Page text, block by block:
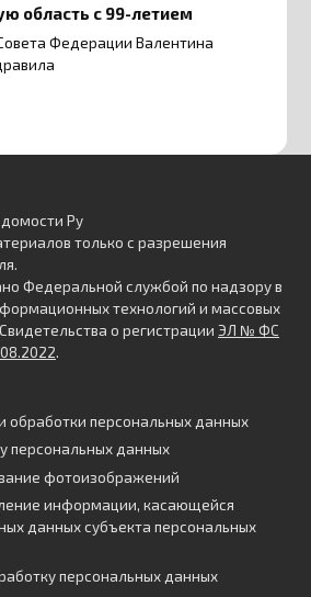
область с 99-летием
Федерации Валентина
Ру
только с разрешения
Федеральной службой по надзору в
технологий и массовых
о регистрации ЭЛ № ФС
.
обработки персональных данных
персональных данных
фотоизображений
информации, касающейся
данных субъекта персональных
персональных данных